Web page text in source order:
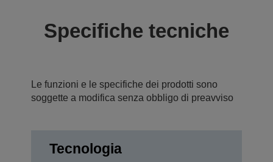
Specifiche tecniche
Le funzioni e le specifiche dei prodotti sono
soggette a modifica senza obbligo di preavviso
Tecnologia